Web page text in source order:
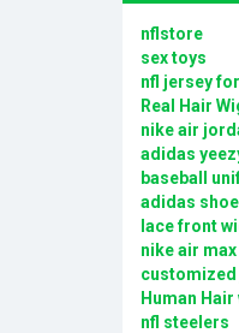
nflstore
sex toys
nfl jersey
Real Hair
nike air
adidas
baseball
adidas
lace front
nike air
customized
Human Hair
nfl steelers